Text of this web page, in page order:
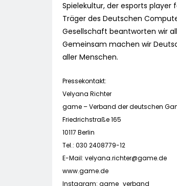
Spielekultur, der esports
Träger des Deutschen
Gesellschaft beantworten wir
Gemeinsam machen wir
aller Menschen.
Pressekontakt:
Velyana Richter
game – Verband der deutschen
Friedrichstraße 165
10117 Berlin
Tel.: 030 2408779-12
E-Mail: velyana.richter@game.de
www.game.de
Instagram: game_verband